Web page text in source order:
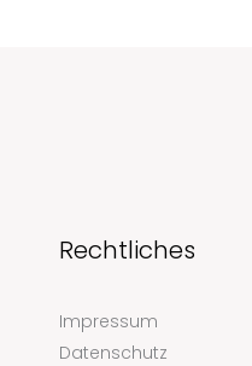
Rechtliches
Impressum
Datenschutz